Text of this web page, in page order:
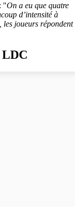
: "On a eu que quatre
d’intensité à
les joueurs répondent
LDC